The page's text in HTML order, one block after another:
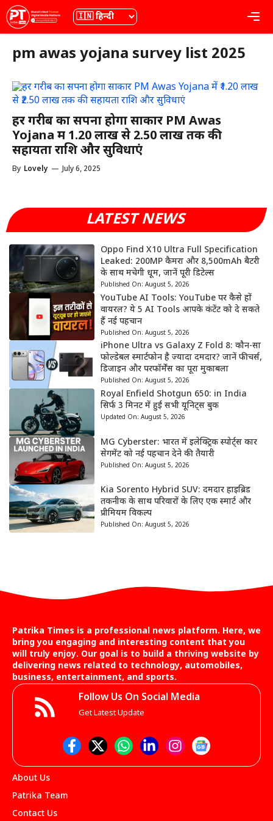
Skip
to
content
भाषा
pm awas yojana survey list 2025
हर गरीब का सपना होगा साकार PM Awas
Yojana में ₹1.20 लाख से ₹2.50 लाख तक की
सहायता राशि और सुविधाएं
By Lovely — July 6, 2025
LATEST NEWS
Oppo Find X10 Ultra Full Specification
Leaked: 200MP कैमरा और 8,500mAh बैटरी
के साथ मचेगी धूम, जानें पूरी डिटेल्स
Published On: August 5, 2026
YouTube AI Tools: YouTube पर कैसे हों
वायरल? ये 5 AI Tools आपके कंटेंट को दे सकते
हैं नई पहचान
Published On: August 5, 2026
iPhone Ultra vs Galaxy Z Fold 8: कौन-सा
फोल्डेबल स्मार्टफोन है ज्यादा दमदार? जानें फीचर्स,
डिजाइन और परफॉर्मेंस का पूरा मुकाबला
Published On: August 5, 2026
Royal Enfield Shotgun 650: in India
सिर्फ 3 मिनट में हुई सभी यूनिट्स बुक
Updated On: August 5, 2026
MG Cyberster: भारत में इलेक्ट्रिक स्पोर्ट्स कार
सेगमेंट को नई पहचान देने की तैयारी
Published On: August 5, 2026
Kia Sorento Hybrid SUV: दमदार हाइब्रिड
तकनीक के साथ परिवारों के लिए एक स्मार्ट और
प्रीमियम विकल्प
Published On: August 5, 2026
Patrika Times is a professional news platform. Here, we
bring you engaging and interesting content that you
will truly enjoy. Our goal is to build a thriving website by
delivering news related to technology, automobiles,
business, entertainment, and sports.
Follow Us On Social Media
Get Latest Update
About Us
Patrika Team
Contact Us